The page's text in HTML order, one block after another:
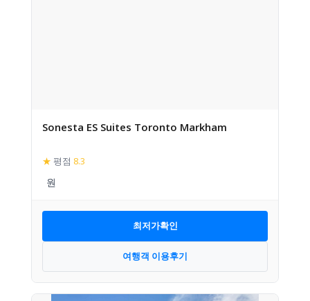
Sonesta ES Suites Toronto Markham
★ 평점 8.3
최저가확인
여행객 이용후기